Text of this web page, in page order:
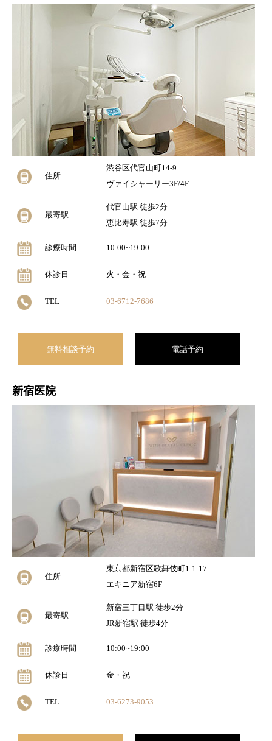
住所
渋谷区代官山町14-9
ヴァイシャーリー3F/4F
最寄駅
代官山駅 徒歩2分
恵比寿駅 徒歩7分
診療時間 10:00~19:00
休診日 火・金・祝
TEL 03-6712-7686
無料相談予約 電話予約
新宿医院
住所
東京都新宿区歌舞伎町1-1-17
エキニア新宿6F
最寄駅
新宿三丁目駅 徒歩2分
JR新宿駅 徒歩4分
診療時間 10:00~19:00
休診日 金・祝
TEL 03-6273-9053